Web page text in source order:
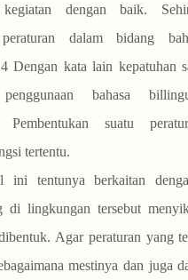
dengan baik.
dalam bidang
Dengan kata lain kepatuhan
bahasa
Pembentukan suatu
tertentu.
ini tentunya berkaitan
di lingkungan tersebut
Agar peraturan yang
mestinya dan juga